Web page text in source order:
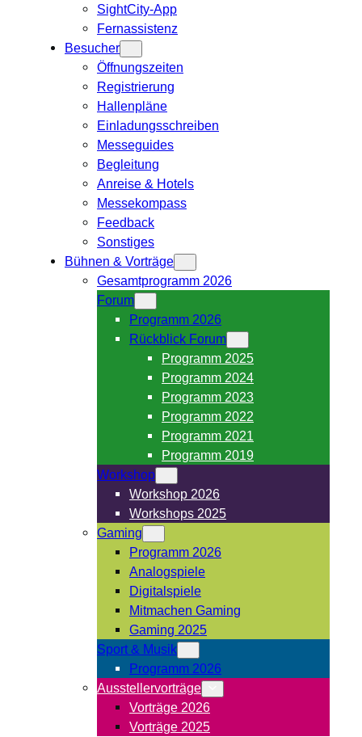
SightCity-App
Fernassistenz
Besucher
Öffnungszeiten
Registrierung
Hallenpläne
Einladungsschreiben
Messeguides
Begleitung
Anreise & Hotels
Messekompass
Feedback
Sonstiges
Bühnen & Vorträge
Gesamtprogramm 2026
Forum
Programm 2026
Rückblick Forum
Programm 2025
Programm 2024
Programm 2023
Programm 2022
Programm 2021
Programm 2019
Workshop
Workshop 2026
Workshops 2025
Gaming
Programm 2026
Analogspiele
Digitalspiele
Mitmachen Gaming
Gaming 2025
Sport & Musik
Programm 2026
Ausstellervorträge
Vorträge 2026
Vorträge 2025